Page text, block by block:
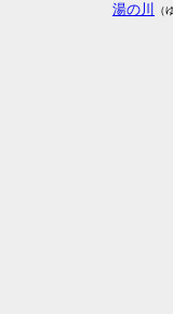
湯の川
（